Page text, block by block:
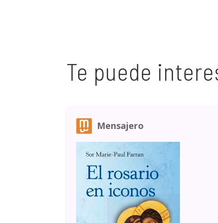
Te puede
Mensajero